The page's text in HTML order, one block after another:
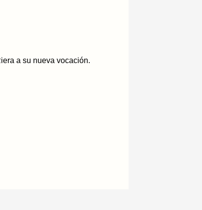
a su nueva vocación.